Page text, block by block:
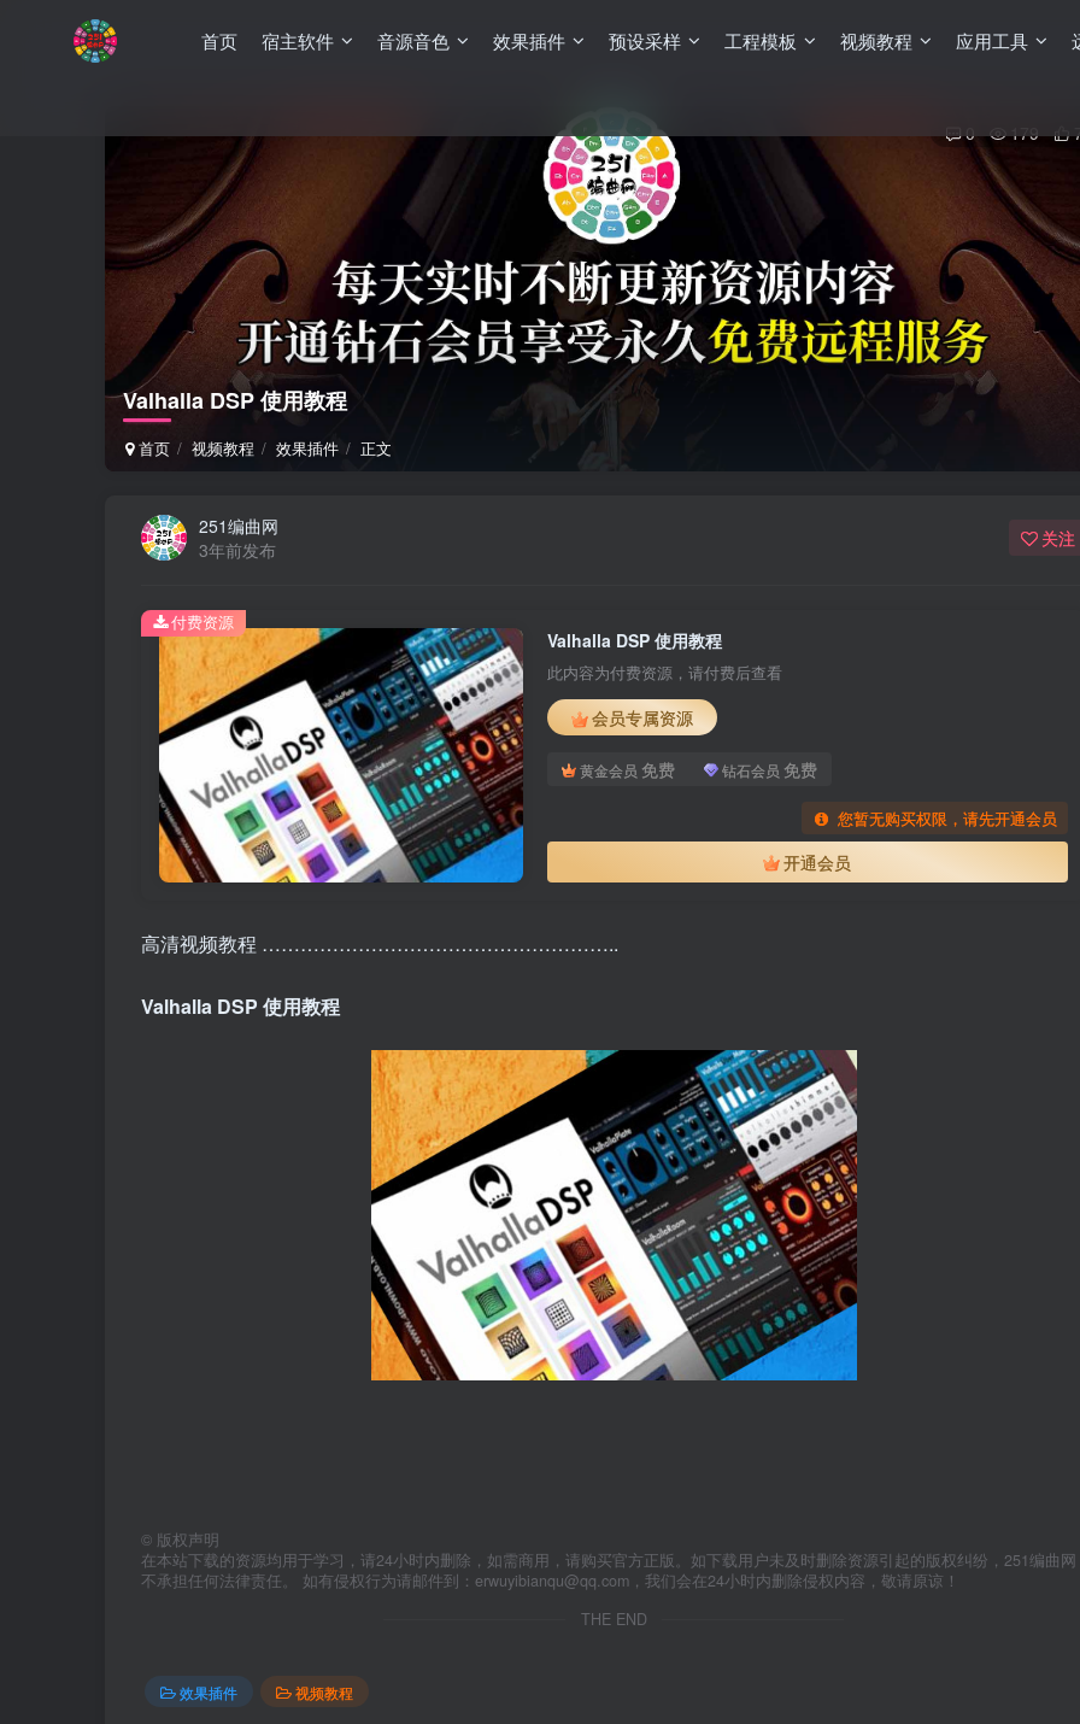
首页 宿主软件 音源音色 效果插件 预设采样 工程模板 视频教程 应用工具
Valhalla DSP 使用教程
首页 视频教程 效果插件 正文
0 179
251编曲网
3年前发布
关注
Valhalla DSP 使用教程
此内容为付费资源，请付费后查看
会员专属资源
黄金会员 免费 钻石会员 免费
您暂无购买权限，请先开通会员
开通会员
付费资源
高清视频教程 ………………………………………………..
Valhalla DSP 使用教程
© 版权声明
在本站下载的资源均用于学习，请24小时内删除，如需商用，请购买官方正版。如下载用户未及时删除资源引起的版权纠纷，251编曲网
不承担任何法律责任。 如有侵权行为请邮件到：erwuyibianqu@qq.com，我们会在24小时内删除侵权内容，敬请原谅！
THE END
效果插件 视频教程